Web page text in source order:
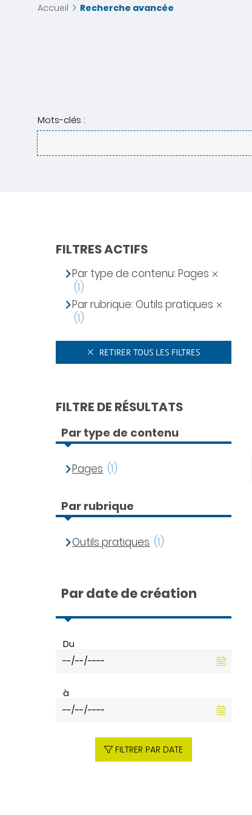
Accueil Recherche avancée
Mots-clés :
FILTRES ACTIFS
Par type de contenu: Pages
(1)
Par rubrique: Outils pratiques
(1)
RETIRER TOUS LES FILTRES
FILTRE DE RÉSULTATS
Par type de contenu
Pages (1)
Par rubrique
Outils pratiques (1)
Par date de création
Du
à
FILTRER PAR DATE